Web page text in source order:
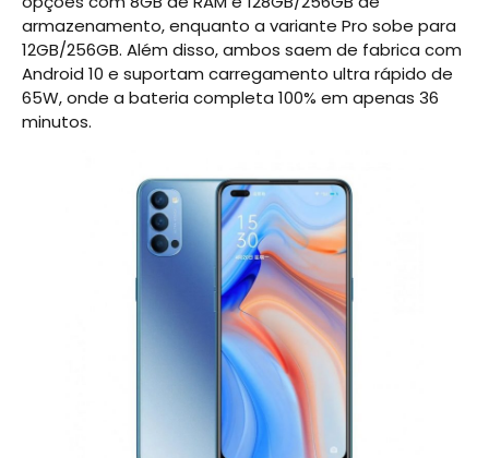
armazenamento, enquanto a variante Pro sobe para
12GB/256GB. Além disso, ambos saem de fabrica com
Android 10 e suportam carregamento ultra rápido de
65W, onde a bateria completa 100% em apenas 36
minutos.